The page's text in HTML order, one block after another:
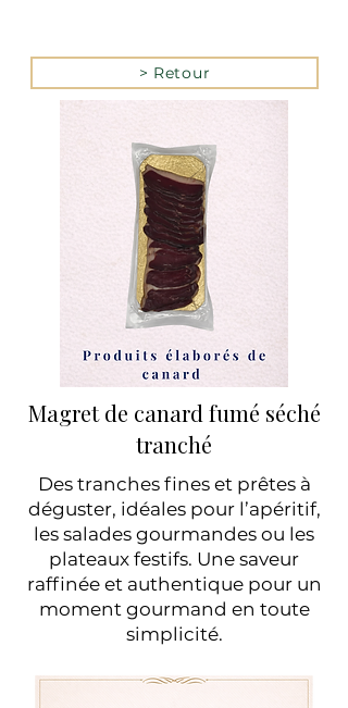
> Retour
Magret de canard fumé séché
tranché
Des tranches fines et prêtes à
déguster, idéales pour l’apéritif,
les salades gourmandes ou les
plateaux festifs. Une saveur
raffinée et authentique pour un
moment gourmand en toute
simplicité.